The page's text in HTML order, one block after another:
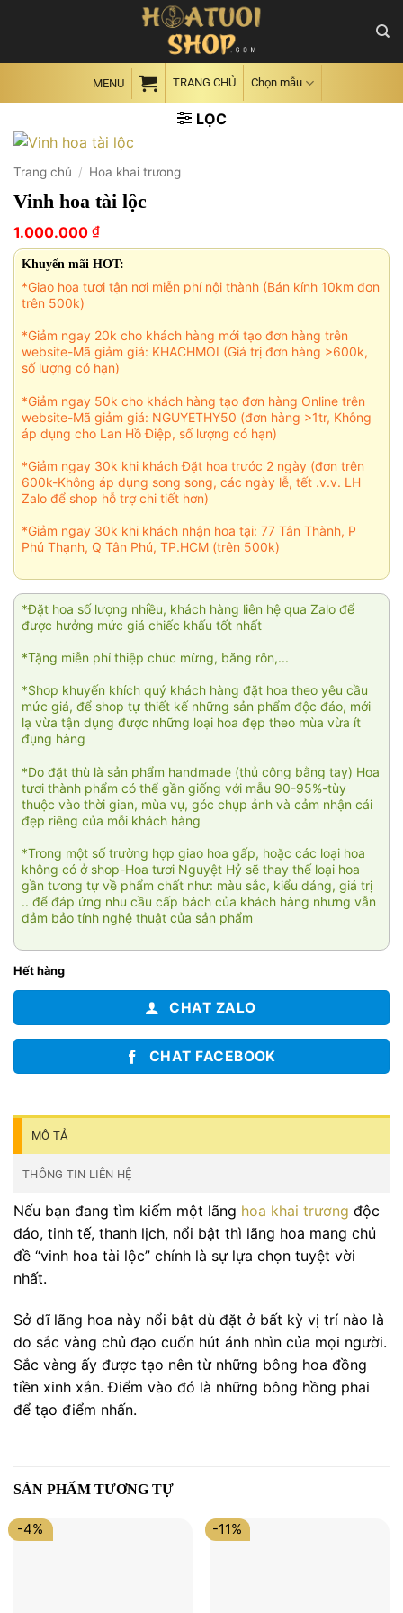
MENU TRANG CHỦ Chọn mẫu
LỌC
Trang chủ / Hoa khai trương
Vinh hoa tài lộc
1.000.000 ₫
Khuyến mãi HOT:
*Giao hoa tươi tận nơi miễn phí nội thành (Bán kính 10km đơn
trên 500k)
*Giảm ngay 20k cho khách hàng mới tạo đơn hàng trên
website-Mã giảm giá: KHACHMOI (Giá trị đơn hàng >600k,
số lượng có hạn)
*Giảm ngay 50k cho khách hàng tạo đơn hàng Online trên
website-Mã giảm giá: NGUYETHY50 (đơn hàng >1tr, Không
áp dụng cho Lan Hồ Điệp, số lượng có hạn)
*Giảm ngay 30k khi khách Đặt hoa trước 2 ngày (đơn trên
600k-Không áp dụng song song, các ngày lễ, tết .v.v. LH
Zalo để shop hỗ trợ chi tiết hơn)
*Giảm ngay 30k khi khách nhận hoa tại: 77 Tân Thành, P
Phú Thạnh, Q Tân Phú, TP.HCM (trên 500k)
*Đặt hoa số lượng nhiều, khách hàng liên hệ qua Zalo để
được hưởng mức giá chiếc khấu tốt nhất
*Tặng miễn phí thiệp chúc mừng, băng rôn,...
*Shop khuyến khích quý khách hàng đặt hoa theo yêu cầu
mức giá, để shop tự thiết kế những sản phẩm độc đáo, mới
lạ vừa tận dụng được những loại hoa đẹp theo mùa vừa ít
đụng hàng
*Do đặt thù là sản phẩm handmade (thủ công bằng tay) Hoa
tươi thành phẩm có thể gần giống với mẫu 90-95%-tùy
thuộc vào thời gian, mùa vụ, góc chụp ảnh và cảm nhận cái
đẹp riêng của mỗi khách hàng
*Trong một số trường hợp giao hoa gấp, hoặc các loại hoa
không có ở shop-Hoa tươi Nguyệt Hỷ sẽ thay thế loại hoa
gần tương tự về phẩm chất như: màu sắc, kiểu dáng, giá trị
.. để đáp ứng nhu cầu cấp bách của khách hàng nhưng vẫn
đảm bảo tính nghệ thuật của sản phẩm
Hết hàng
CHAT ZALO
CHAT FACEBOOK
MÔ TẢ
THÔNG TIN LIÊN HỆ
Nếu bạn đang tìm kiếm một lãng hoa khai trương độc
đáo, tinh tế, thanh lịch, nổi bật thì lãng hoa mang chủ
đề “vinh hoa tài lộc” chính là sự lựa chọn tuyệt vời
nhất.
Sở dĩ lãng hoa này nổi bật dù đặt ở bất kỳ vị trí nào là
do sắc vàng chủ đạo cuốn hút ánh nhìn của mọi người.
Sắc vàng ấy được tạo nên từ những bông hoa đồng
tiền xinh xắn. Điểm vào đó là những bông hồng phai
để tạo điểm nhấn.
SẢN PHẨM TƯƠNG TỰ
-4% -11%